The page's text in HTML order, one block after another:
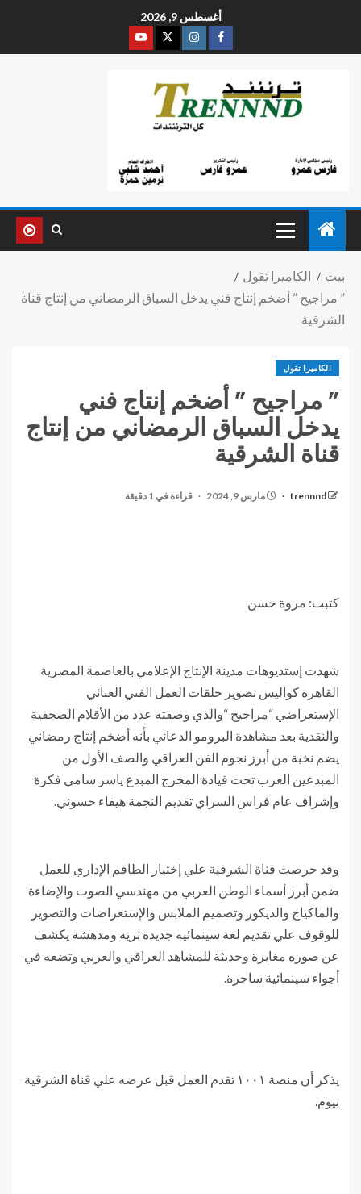
أغسطس 9, 2026
بيت
الكاميرا تقول
” مراجيح ” أضخم إنتاج فني يدخل السباق الرمضاني من إنتاج قناة
الشرقية
الكاميرا تقول
” مراجيح ” أضخم إنتاج فني
يدخل السباق الرمضاني من إنتاج
قناة الشرقية
trennnd مارس 9, 2024 قراءة في 1 دقيقة
كتبت: مروة حسن
شهدت إستديوهات مدينة الإنتاج الإعلامي بالعاصمة المصرية
القاهرة كواليس تصوير حلقات العمل الفني الغنائي
الإستعراضي “مراجيح “والذي وصفته عدد من الأقلام الصحفية
والنقدية بعد مشاهدة البرومو الدعائي بأنه أضخم إنتاج رمضاني
يضم نخبة من أبرز نجوم الفن العراقي والصف الأول من
المبدعين العرب تحت قيادة المخرج المبدع ياسر سامي فكرة
وإشراف عام فراس السراي تقديم النجمة هيفاء حسوني.
وقد حرصت قناة الشرقية علي إختيار الطاقم الإداري للعمل
ضمن أبرز أسماء الوطن العربي من مهندسي الصوت والإضاءة
والماكياج والديكور وتصميم الملابس والإستعراضات والتصوير
للوقوف علي تقديم لغة سينمائية جديدة ثرية ومدهشة يكشف
عن صوره مغايرة وحديثة للمشاهد العراقي والعربي وتضعه في
أجواء سينمائية ساحرة.
يذكر أن منصة ١٠٠١ تقدم العمل قبل عرضه علي قناة الشرقية
بيوم.